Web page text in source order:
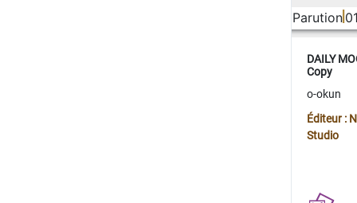
Parution
DAILY
Copy
o-okun
Éditeur :
Studio